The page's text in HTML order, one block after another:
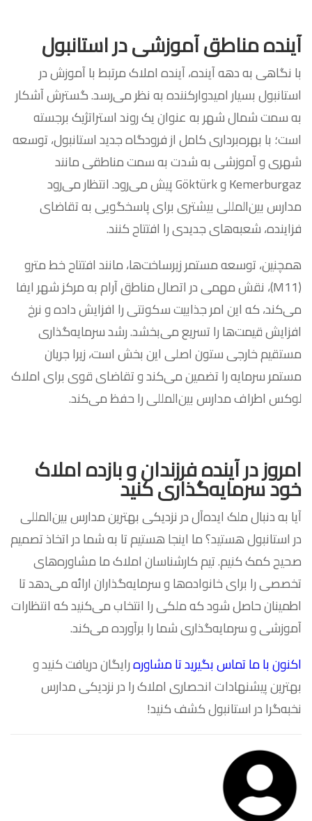
آینده مناطق آموزشی در استانبول
با نگاهی به دهه آینده، آینده املاک مرتبط با آموزش در
استانبول بسیار امیدوارکننده به نظر می‌رسد. گسترش آشکار
به سمت شمال شهر به عنوان یک روند استراتژیک برجسته
است؛ با بهره‌برداری کامل از فرودگاه جدید استانبول، توسعه
شهری و آموزشی به شدت به سمت مناطقی مانند
Kemerburgaz و Göktürk پیش می‌رود. انتظار می‌رود
مدارس بین‌المللی بیشتری برای پاسخگویی به تقاضای
فزاینده، شعبه‌های جدیدی را افتتاح کنند.
همچنین، توسعه مستمر زیرساخت‌ها، مانند افتتاح خط مترو
(M11)، نقش مهمی در اتصال مناطق آرام به مرکز شهر ایفا
می‌کند، که این امر جذابیت سکونتی را افزایش داده و نرخ
افزایش قیمت‌ها را تسریع می‌بخشد. رشد سرمایه‌گذاری
مستقیم خارجی ستون اصلی این بخش است، زیرا جریان
مستمر سرمایه را تضمین می‌کند و تقاضای قوی برای املاک
لوکس اطراف مدارس بین‌المللی را حفظ می‌کند.
امروز در آینده فرزندان و بازده املاک
خود سرمایه‌گذاری کنید
آیا به دنبال ملک ایده‌آل در نزدیکی بهترین مدارس بین‌المللی
در استانبول هستید؟ ما اینجا هستیم تا به شما در اتخاذ تصمیم
صحیح کمک کنیم. تیم کارشناسان املاک ما مشاوره‌های
تخصصی را برای خانواده‌ها و سرمایه‌گذاران ارائه می‌دهد تا
اطمینان حاصل شود که ملکی را انتخاب می‌کنید که انتظارات
آموزشی و سرمایه‌گذاری شما را برآورده می‌کند.
اکنون با ما تماس بگیرید تا مشاورهرایگان دریافت کنید و
بهترین پیشنهادات انحصاری املاک را در نزدیکی مدارس
نخبه‌گرا در استانبول کشف کنید!